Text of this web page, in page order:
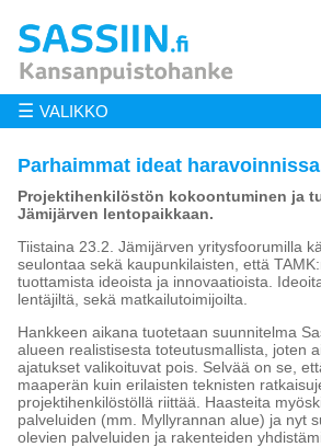
☰ VALIKKO
Parhaimmat ideat
Projektihenkilöstön kokoontuminen ja
Jämijärven lentopaikkaan.
Tiistaina 23.2. Jämijärven yritysfoorumilla
seulontaa sekä kaupunkilaisten, että
tuottamista ideoista ja innovaatioista.
lentäjiltä, sekä matkailutoimijoilta.
Hankkeen aikana tuotetaan suunnitelma
alueen realistisesta toteutusmallista, joten
ajatukset valikoituvat pois. Selvää on se,
maaperän kuin erilaisten teknisten
projektihenkilöstöllä riittää. Haasteita
palveluiden (mm. Myllyrannan alue) ja nyt
olevien palveluiden ja rakenteiden